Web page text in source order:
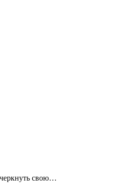
свою…